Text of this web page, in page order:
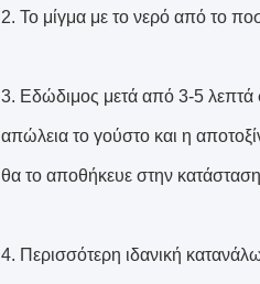
2. Το μίγμα με το νερό από το
3. Εδώδιμος μετά από 3-5 λεπτά
απώλεια το γούστο και η
θα το αποθήκευε στην
4. Περισσότερη ιδανική